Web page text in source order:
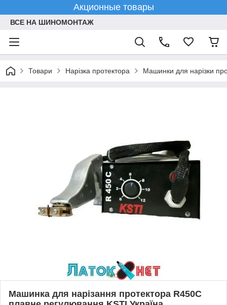
Акционные товары
ВСЕ НА ШИНОМОНТАЖ
Товари Нарізка протектора Машинки для нарізки
Машинка для нарізання протектора R450C